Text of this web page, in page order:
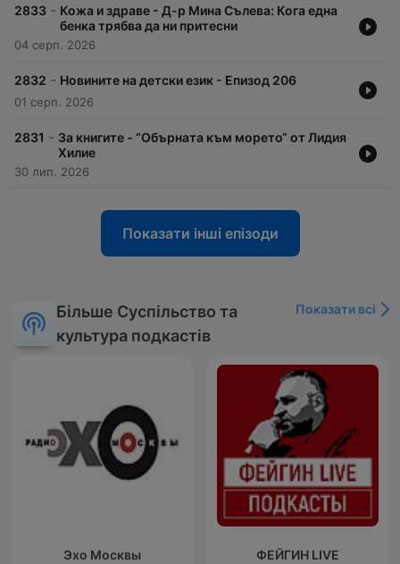
2833 - Кожа и здраве - Д-р Мина Сълева: Кога една
бенка трябва да ни притесни
04 серп. 2026
2832 - Новините на детски език - Епизод 206
01 серп. 2026
2831 - За книгите - “Обърната към морето“ от Лидия
Хилие
30 лип. 2026
Показати інші епізоди
Більше Суспільство та
культура подкастів
Показати всі
Эхо Москвы ФЕЙГИН LIVE